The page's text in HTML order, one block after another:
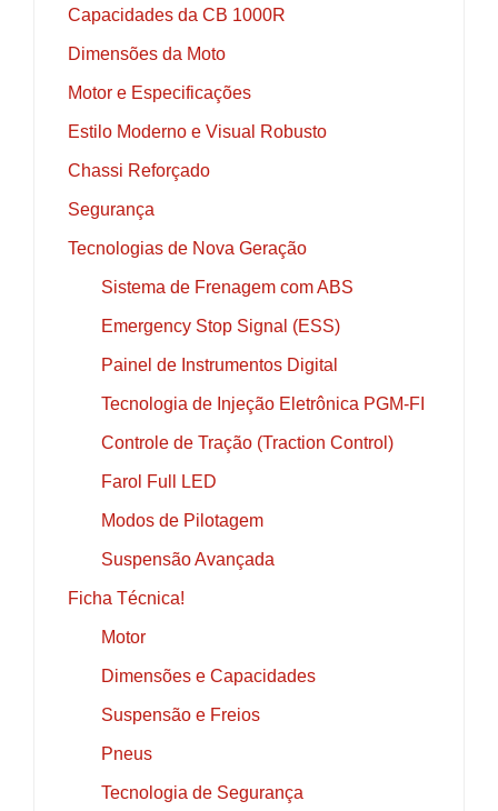
Capacidades da CB 1000R
Dimensões da Moto
Motor e Especificações
Estilo Moderno e Visual Robusto
Chassi Reforçado
Segurança
Tecnologias de Nova Geração
Sistema de Frenagem com ABS
Emergency Stop Signal (ESS)
Painel de Instrumentos Digital
Tecnologia de Injeção Eletrônica PGM-FI
Controle de Tração (Traction Control)
Farol Full LED
Modos de Pilotagem
Suspensão Avançada
Ficha Técnica!
Motor
Dimensões e Capacidades
Suspensão e Freios
Pneus
Tecnologia de Segurança